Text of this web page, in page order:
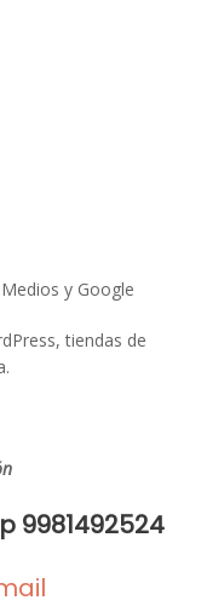
y Google
tiendas de
9981492524